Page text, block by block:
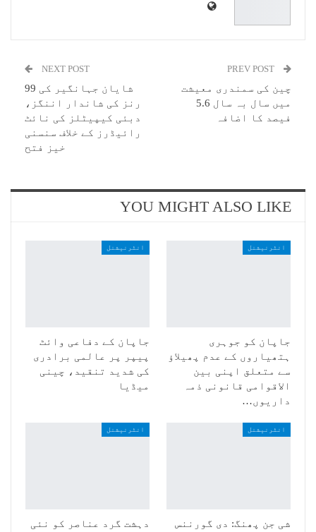
چین کی سمندری معیشت
میں سال بہ سال 5.6
فیصد کا اضافہ
NEXT POST
شایان جہانگیر کی 99
رنز کی شاندار اننگز،
دبئی کیپیٹلز کی نائٹ
رائیڈرز کے خلاف سنسنی
خیز فتح
YOU MIGHT ALSO LIKE
انٹرنیشنل
جاپان کو جوہری
ہتھیاروں کے عدم پھیلاؤ
سے متعلق اپنی بین
الاقوامی قانونی ذمہ
داریوں…
انٹرنیشنل
جاپان کے دفاعی وائٹ
پیپر پر عالمی برادری
کی شدید تنقید، چینی
میڈیا
انٹرنیشنل
شی جن پھنگ: دی گورننس
انٹرنیشنل
دہشت گرد عناصر کو نئی